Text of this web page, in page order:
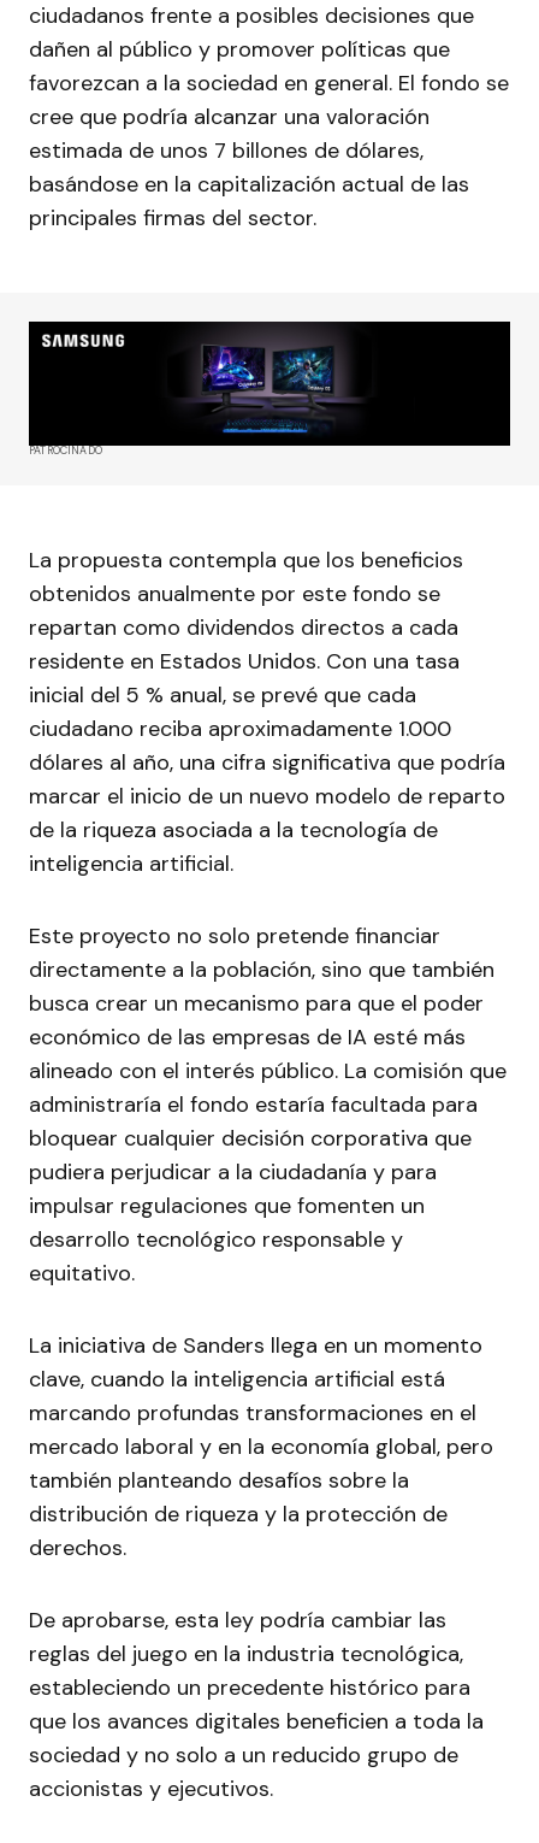
ciudadanos frente a posibles decisiones que
dañen al público y promover políticas que
favorezcan a la sociedad en general. El fondo se
cree que podría alcanzar una valoración
estimada de unos 7 billones de dólares,
basándose en la capitalización actual de las
principales firmas del sector.
PATROCINADO
La propuesta contempla que los beneficios
obtenidos anualmente por este fondo se
repartan como dividendos directos a cada
residente en Estados Unidos. Con una tasa
inicial del 5 % anual, se prevé que cada
ciudadano reciba aproximadamente 1.000
dólares al año, una cifra significativa que podría
marcar el inicio de un nuevo modelo de reparto
de la riqueza asociada a la tecnología de
inteligencia artificial.
Este proyecto no solo pretende financiar
directamente a la población, sino que también
busca crear un mecanismo para que el poder
económico de las empresas de IA esté más
alineado con el interés público. La comisión que
administraría el fondo estaría facultada para
bloquear cualquier decisión corporativa que
pudiera perjudicar a la ciudadanía y para
impulsar regulaciones que fomenten un
desarrollo tecnológico responsable y
equitativo.
La iniciativa de Sanders llega en un momento
clave, cuando la inteligencia artificial está
marcando profundas transformaciones en el
mercado laboral y en la economía global, pero
también planteando desafíos sobre la
distribución de riqueza y la protección de
derechos.
De aprobarse, esta ley podría cambiar las
reglas del juego en la industria tecnológica,
estableciendo un precedente histórico para
que los avances digitales beneficien a toda la
sociedad y no solo a un reducido grupo de
accionistas y ejecutivos.